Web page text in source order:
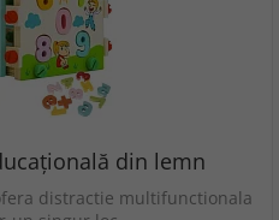
din lemn
distractie multifunctionala